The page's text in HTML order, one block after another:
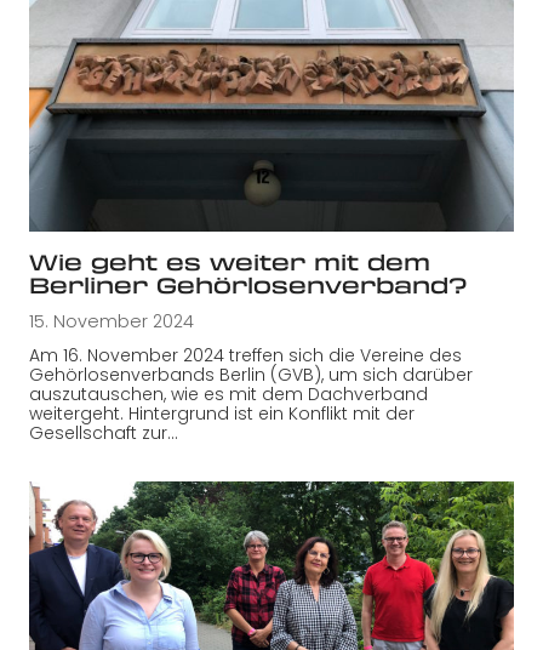
Wie geht es weiter mit dem
Berliner Gehörlosenverband?
15. November 2024
Am 16. November 2024 treffen sich die Vereine des
Gehörlosenverbands Berlin (GVB), um sich darüber
auszutauschen, wie es mit dem Dachverband
weitergeht. Hintergrund ist ein Konflikt mit der
Gesellschaft zur…